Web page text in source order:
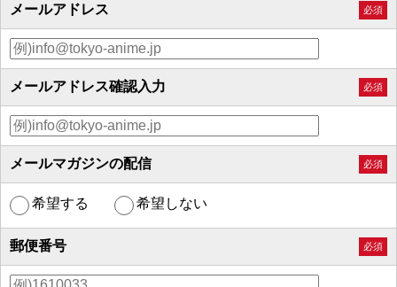
メールアドレス 必須
メールアドレス確認入力 必須
メールマガジンの配信 必須
希望する 希望しない
郵便番号 必須